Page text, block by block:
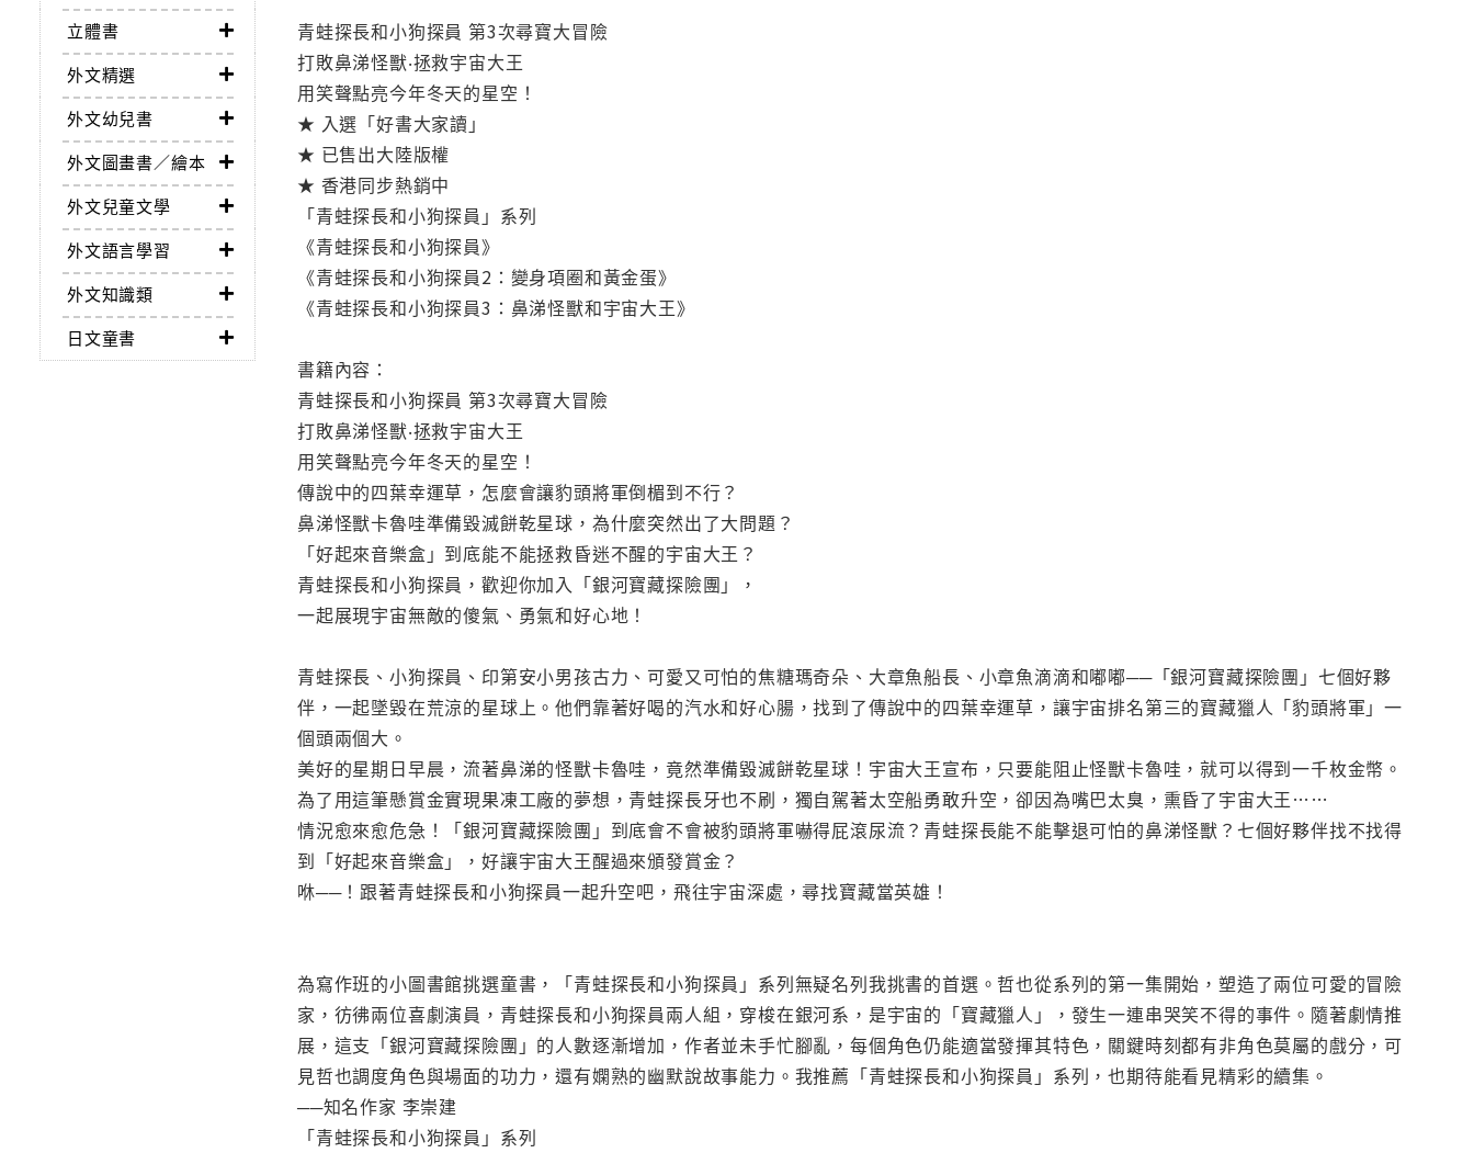
立體書
外文精選
外文幼兒書
外文圖畫書／繪本
外文兒童文學
外文語言學習
外文知識類
日文童書
青蛙探長和小狗探員 第3次尋寶大冒險
打敗鼻涕怪獸‧拯救宇宙大王
用笑聲點亮今年冬天的星空！
★ 入選「好書大家讀」
★ 已售出大陸版權
★ 香港同步熱銷中
「青蛙探長和小狗探員」系列
《青蛙探長和小狗探員》
《青蛙探長和小狗探員2：變身項圈和黃金蛋》
《青蛙探長和小狗探員3：鼻涕怪獸和宇宙大王》
書籍內容：
青蛙探長和小狗探員 第3次尋寶大冒險
打敗鼻涕怪獸‧拯救宇宙大王
用笑聲點亮今年冬天的星空！
傳說中的四葉幸運草，怎麼會讓豹頭將軍倒楣到不行？
鼻涕怪獸卡魯哇準備毀滅餅乾星球，為什麼突然出了大問題？
「好起來音樂盒」到底能不能拯救昏迷不醒的宇宙大王？
青蛙探長和小狗探員，歡迎你加入「銀河寶藏探險團」，
一起展現宇宙無敵的傻氣、勇氣和好心地！
青蛙探長、小狗探員、印第安小男孩古力、可愛又可怕的焦糖瑪奇朵、大章魚船長、小章魚滴滴和嘟嘟──「銀河寶藏探險團」七個好夥
伴，一起墜毀在荒涼的星球上。他們靠著好喝的汽水和好心腸，找到了傳說中的四葉幸運草，讓宇宙排名第三的寶藏獵人「豹頭將軍」一
個頭兩個大。
美好的星期日早晨，流著鼻涕的怪獸卡魯哇，竟然準備毀滅餅乾星球！宇宙大王宣布，只要能阻止怪獸卡魯哇，就可以得到一千枚金幣。
為了用這筆懸賞金實現果凍工廠的夢想，青蛙探長牙也不刷，獨自駕著太空船勇敢升空，卻因為嘴巴太臭，熏昏了宇宙大王……
情況愈來愈危急！「銀河寶藏探險團」到底會不會被豹頭將軍嚇得屁滾尿流？青蛙探長能不能擊退可怕的鼻涕怪獸？七個好夥伴找不找得
到「好起來音樂盒」，好讓宇宙大王醒過來頒發賞金？
咻──！跟著青蛙探長和小狗探員一起升空吧，飛往宇宙深處，尋找寶藏當英雄！
為寫作班的小圖書館挑選童書，「青蛙探長和小狗探員」系列無疑名列我挑書的首選。哲也從系列的第一集開始，塑造了兩位可愛的冒險
家，彷彿兩位喜劇演員，青蛙探長和小狗探員兩人組，穿梭在銀河系，是宇宙的「寶藏獵人」，發生一連串哭笑不得的事件。隨著劇情推
展，這支「銀河寶藏探險團」的人數逐漸增加，作者並未手忙腳亂，每個角色仍能適當發揮其特色，關鍵時刻都有非角色莫屬的戲分，可
見哲也調度角色與場面的功力，還有嫻熟的幽默說故事能力。我推薦「青蛙探長和小狗探員」系列，也期待能看見精彩的續集。
──知名作家 李崇建
「青蛙探長和小狗探員」系列